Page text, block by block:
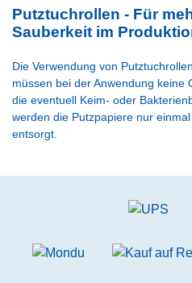
Putztuchrollen - Für
Sauberkeit im
Die Verwendung von
müssen bei der Anwendung keine
die eventuell Keim- oder
werden die Putzpapiere nur
entsorgt.